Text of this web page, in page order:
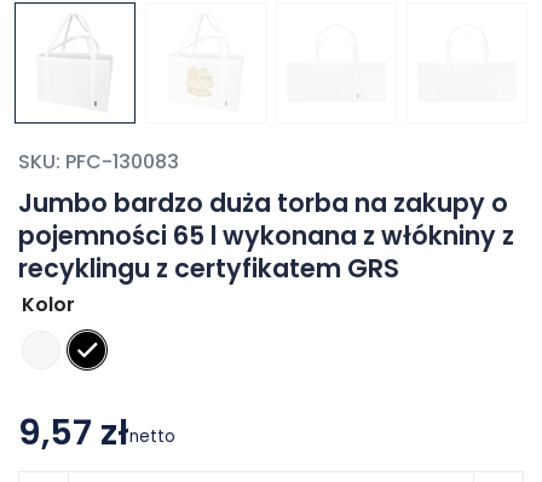
Jumbo bardzo duża torba na zakupy o
pojemności 65 l wykonana z włókniny z
recyklingu z certyfikatem GRS
SKU: PFC-130083
Kolor
9,57 złnetto